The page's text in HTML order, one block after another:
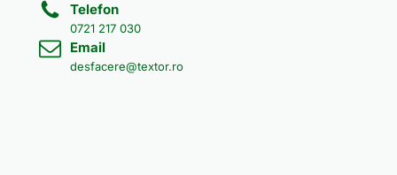
Telefon
0721 217 030
Email
desfacere@textor.ro